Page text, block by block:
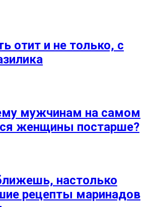
отит и не только, с
мужчинам на самом
женщины постарше?
настолько
рецепты маринадов